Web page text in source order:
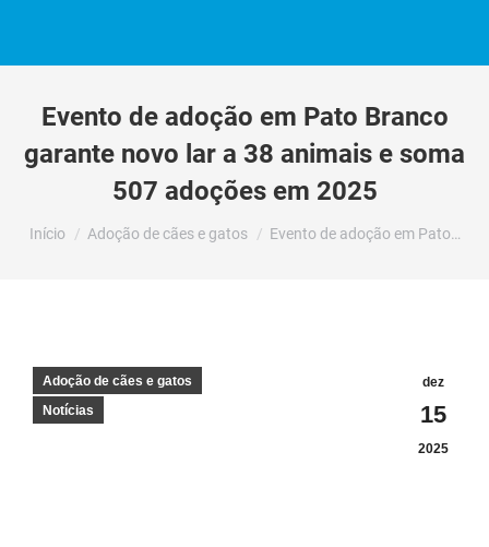
Evento de adoção em Pato Branco
garante novo lar a 38 animais e soma
507 adoções em 2025
Você está aqui:
Início Adoção de cães e gatos Evento de adoção em Pato…
dez
15
2025
Adoção de cães e gatos
Notícias